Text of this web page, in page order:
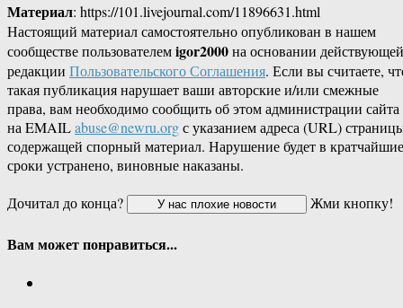
Материал: https://101.livejournal.com/11896631.html
Настоящий материал самостоятельно опубликован в нашем
сообществе пользователемigor2000на основании действующей
редакции Пользовательского Соглашения. Если вы считаете,
такая публикация нарушает ваши авторские и/или смежные
права, вам необходимо сообщить об этом администрации сайта
на EMAILabuse@newru.orgс указанием адреса (URL)
содержащей спорный материал. Нарушение будет в кратчайшие
сроки устранено, виновные наказаны.
Дочитал до конца?
Жми кнопку!
Вам может понравиться...